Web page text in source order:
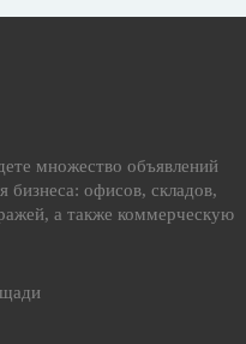
множество объявлений
бизнеса: офисов, складов,
а также коммерческую